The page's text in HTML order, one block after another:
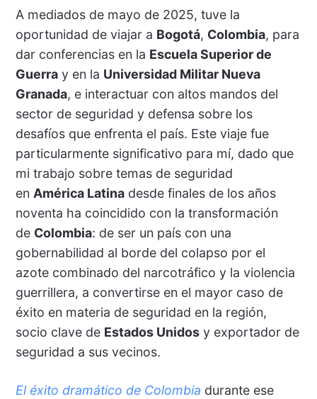
A mediados de mayo de 2025, tuve la
oportunidad de viajar a Bogotá, Colombia, para
dar conferencias en la Escuela Superior de
Guerray en la Universidad Militar Nueva
Granada, e interactuar con altos mandos del
sector de seguridad y defensa sobre los
desafíos que enfrenta el país. Este viaje fue
particularmente significativo para mí, dado que
mi trabajo sobre temas de seguridad
en América Latinadesde finales de los años
noventa ha coincidido con la transformación
de Colombia: de ser un país con una
gobernabilidad al borde del colapso por el
azote combinado del narcotráfico y la violencia
guerrillera, a convertirse en el mayor caso de
éxito en materia de seguridad en la región,
socio clave de Estados Unidosy exportador de
seguridad a sus vecinos.
El éxito dramático de Colombia durante ese